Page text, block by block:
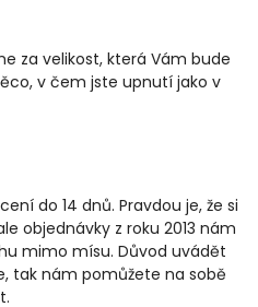
za velikost, která Vám bude
v čem jste upnutí jako v
do 14 dnů. Pravdou je, že si
objednávky z roku 2013 nám
mimo mísu. Důvod uvádět
tak nám pomůžete na sobě